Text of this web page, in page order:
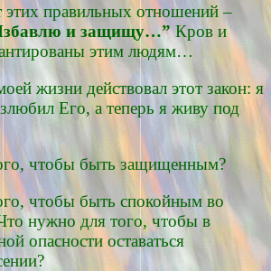
этих правильных отношений –
и защищу…”Кров и
этим людям…
жизни действовал этот закон: я
Его, а теперь я живу под
чтобы быть защищенным?
чтобы быть спокойным во
нужно для того, чтобы в
опасности оставаться